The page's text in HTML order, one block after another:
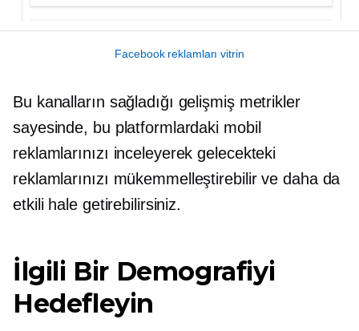
Facebook reklamları vitrin
Bu kanalların sağladığı gelişmiş metrikler
sayesinde, bu platformlardaki mobil
reklamlarınızı inceleyerek gelecekteki
reklamlarınızı mükemmelleştirebilir ve daha da
etkili hale getirebilirsiniz.
İlgili Bir Demografiyi
Hedefleyin